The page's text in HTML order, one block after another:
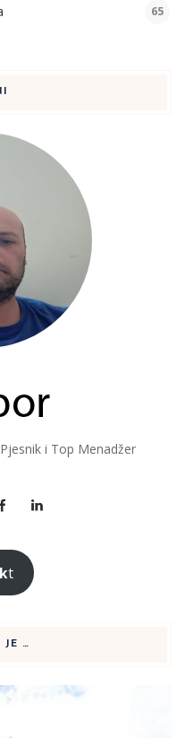
65
i Top Menadžer
t
JE …